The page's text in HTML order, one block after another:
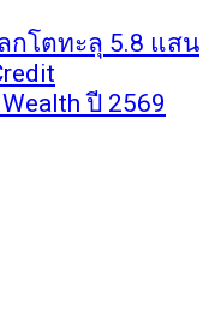
กโตทะลุ 5.8 แสน
ปี 2569